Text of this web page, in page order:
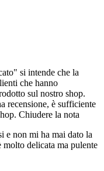
si intende che la
che hanno
sul nostro shop.
recensione, è sufficiente
Chiudere la nota
e non mi ha mai dato la
molto delicata ma pulente